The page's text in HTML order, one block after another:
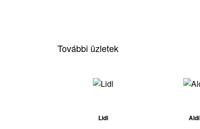
További üzletek
Lidl Aldi